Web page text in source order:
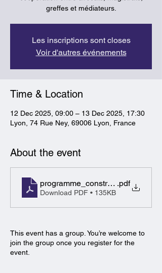
greffes et médiateurs.
Les inscriptions sont closes
Voir d'autres événements
Time & Location
12 Dec 2025, 09:00 – 13 Dec 2025, 17:30
Lyon, 74 Rue Ney, 69006 Lyon, France
About the event
programme_construire-lamiable-
.pdf
Download PDF • 135KB
This event has a group. You’re welcome to
join the group once you register for the
event.